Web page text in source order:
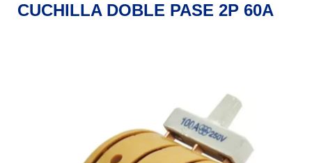
CUCHILLA DOBLE PASE 2P 60A